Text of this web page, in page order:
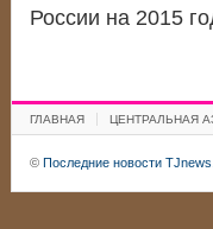
России на 2015
ГЛАВНАЯ ЦЕНТРАЛЬНАЯ
© Последние новости